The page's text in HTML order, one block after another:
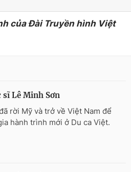
của Đài Truyền hình Việt
sĩ Lê Minh Sơn
rời Mỹ và trở về Việt Nam để
hành trình mới ở Du ca Việt.